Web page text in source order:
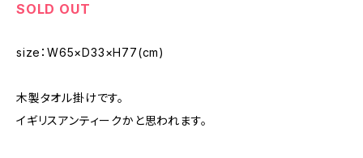
SOLD OUT
size：W65×D33×H77(cm)
木製タオル掛けです。
イギリスアンティークかと思われます。